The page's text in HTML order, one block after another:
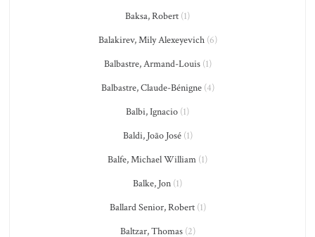
Baksa, Robert (1)
Balakirev, Mily Alexeyevich(6)
Balbastre, Armand-Louis(1)
Balbastre, Claude-Bénigne(4)
Balbi, Ignacio (1)
Baldi, João José(1)
Balfe, Michael William (1)
Balke, Jon (1)
Ballard Senior, Robert(1)
Baltzar, Thomas(2)